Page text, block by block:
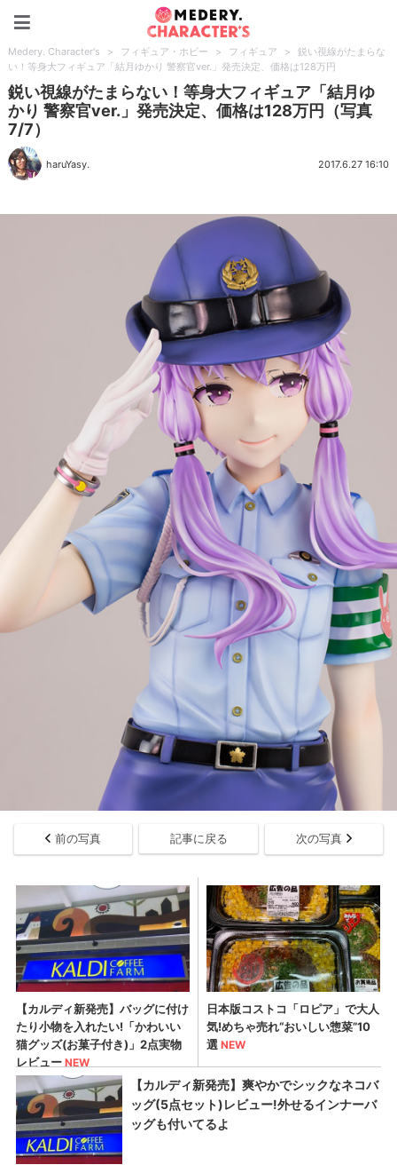
Medery. Character's > フィギュア・ホビー > フィギュア >
鋭い視線がたまらな
い！等身大フィギュア「結月ゆかり 警察官ver.」発売決定、価格は128万円
鋭い視線がたまらない！等身大フィギュア「結月ゆ
かり 警察官ver.」発売決定、価格は128万円（写真
7/7）
haruYasy. 2017.6.27 16:10
前の写真 記事に戻る 次の写真